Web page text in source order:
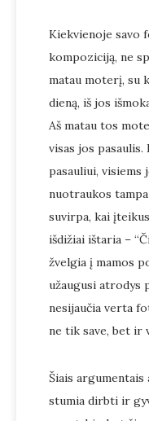
Kiekvienoje savo
kompoziciją, ne
matau moterį, su
dieną, iš jos
Aš matau tos
visas jos pasaulis.
pasauliui, visiems
nuotraukos
suvirpa, kai
išdižiai ištaria –
žvelgia į mamos
užaugusi atrodys
nesijaučia verta
ne tik save, bet ir
Šiais argumentais
stumia dirbti ir